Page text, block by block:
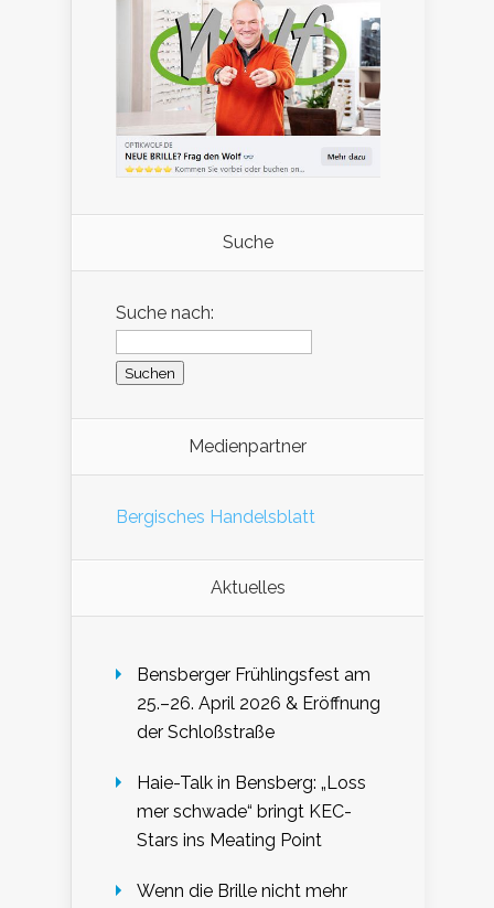
Suche
Suche nach:
Medienpartner
Bergisches Handelsblatt
Aktuelles
Bensberger Frühlingsfest am
25.–26. April 2026 & Eröffnung
der Schloßstraße
Haie-Talk in Bensberg: „Loss
mer schwade“ bringt KEC-
Stars ins Meating Point
Wenn die Brille nicht mehr